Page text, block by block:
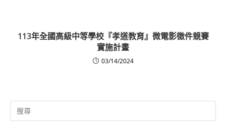
113年全國高級中等學校『孝道教育』微電影徵件競賽
實施計畫
03/14/2024
Search
for: